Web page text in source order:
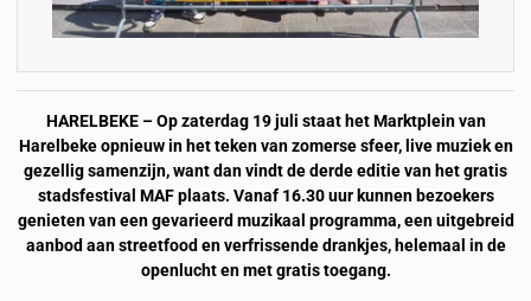
HARELBEKE – Op zaterdag 19 juli staat het Marktplein van
Harelbeke opnieuw in het teken van zomerse sfeer, live muziek en
gezellig samenzijn, want dan vindt de derde editie van het gratis
stadsfestival MAF plaats. Vanaf 16.30 uur kunnen bezoekers
genieten van een gevarieerd muzikaal programma, een uitgebreid
aanbod aan streetfood en verfrissende drankjes, helemaal in de
openlucht en met gratis toegang.